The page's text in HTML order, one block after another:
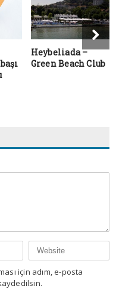
Heybeliada –
Green Beach Club
için adım, e-posta